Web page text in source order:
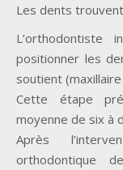
Les dents
positionner les
soutient
Cette étape
moyenne de six à
Après
orthodontique